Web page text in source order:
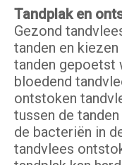
Tandplak en
Gezond
tanden en
tanden gepoetst
bloedend
ontstoken
tussen de
de bacteriën in
tandvlees